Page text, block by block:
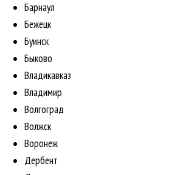
Барнаул
Бежецк
Буинск
Быково
Владикавказ
Владимир
Волгоград
Волжск
Воронеж
Дербент